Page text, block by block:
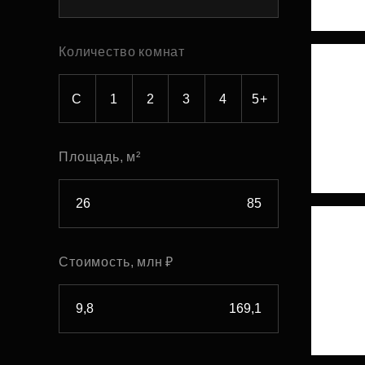
Рефинансирование
Количество комнат
С 1 2 3 4 5+
Площадь, м²
Стоимость, млн ₽